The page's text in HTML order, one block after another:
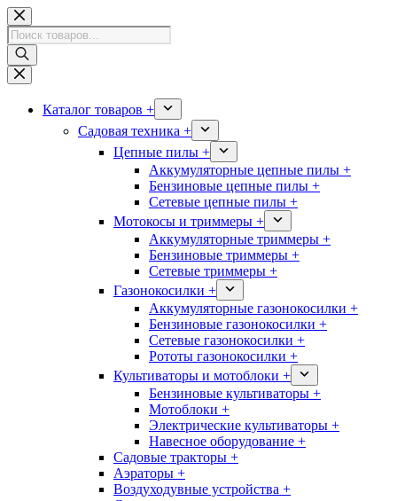
Перейти
к
сути
Поиск
товаров
Каталог товаров +
Садовая техника +
Цепные пилы +
Аккумуляторные цепные пилы +
Бензиновые цепные пилы +
Сетевые цепные пилы +
Мотокосы и триммеры +
Аккумуляторные триммеры +
Бензиновые триммеры +
Сетевые триммеры +
Газонокосилки +
Аккумуляторные газонокосилки +
Бензиновые газонокосилки +
Сетевые газонокосилки +
Рототы газонокосилки +
Культиваторы и мотоблоки +
Бензиновые культиваторы +
Мотоблоки +
Электрические культиваторы +
Навесное оборудование +
Садовые тракторы +
Аэраторы +
Воздуходувные устройства +